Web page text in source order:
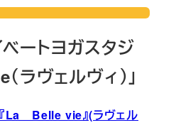
ートヨガスタジ
ラヴェルヴィ）」
La Belle vie』(ラヴェル